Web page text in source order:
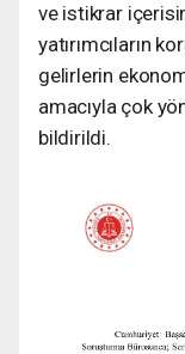
ve istikrar
yatırımcıların
gelirlerin
amacıyla çok
bildirildi.